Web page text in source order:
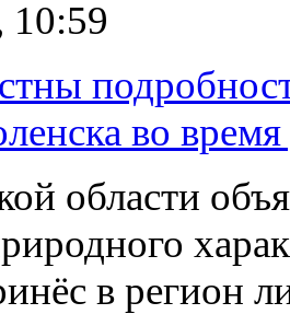
10:59
во
области
в регион